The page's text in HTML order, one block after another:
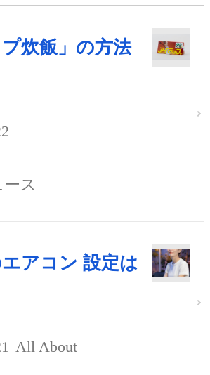
プ炊飯」の方法
ス
アコン 設定は
All About